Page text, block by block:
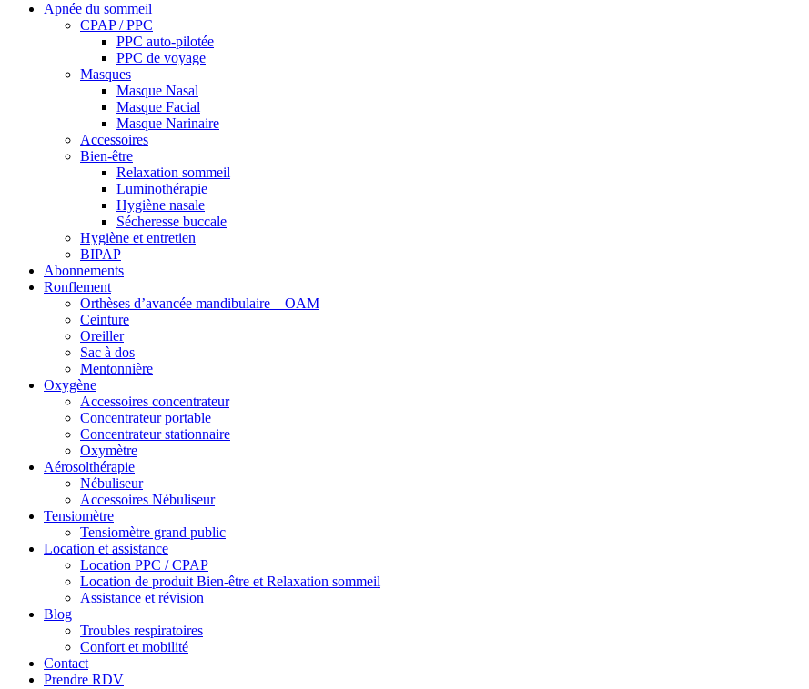
Apnée du sommeil
CPAP / PPC
PPC auto-pilotée
PPC de voyage
Masques
Masque Nasal
Masque Facial
Masque Narinaire
Accessoires
Bien-être
Relaxation sommeil
Luminothérapie
Hygiène nasale
Sécheresse buccale
Hygiène et entretien
BIPAP
Abonnements
Ronflement
Orthèses d’avancée mandibulaire – OAM
Ceinture
Oreiller
Sac à dos
Mentonnière
Oxygène
Accessoires concentrateur
Concentrateur portable
Concentrateur stationnaire
Oxymètre
Aérosolthérapie
Nébuliseur
Accessoires Nébuliseur
Tensiomètre
Tensiomètre grand public
Location et assistance
Location PPC / CPAP
Location de produit Bien-être et Relaxation sommeil
Assistance et révision
Blog
Troubles respiratoires
Confort et mobilité
Contact
Prendre RDV